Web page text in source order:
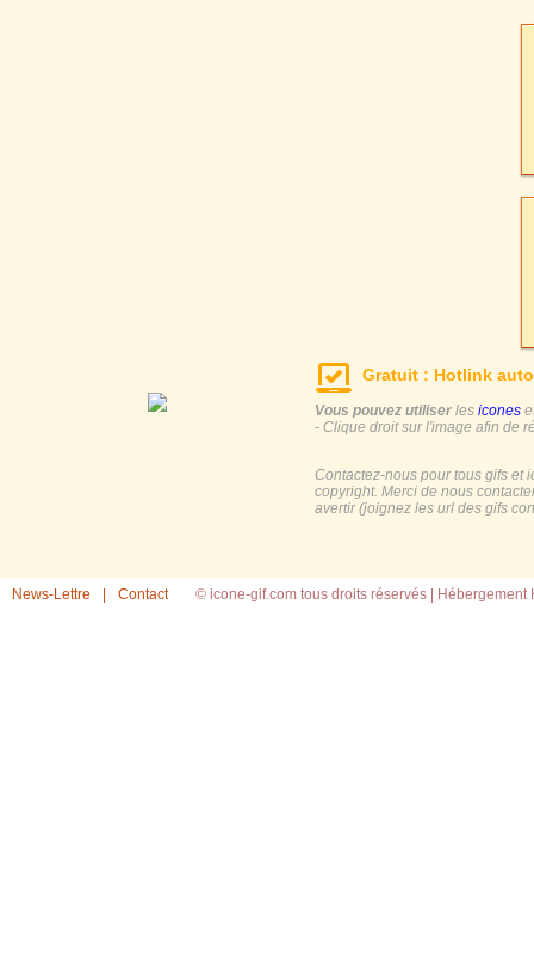
Gratuit : Hotlink
Vous pouvez utiliser les icones
- Clique droit sur l'image afin de
Contactez-nous pour tous gifs et
copyright. Merci de nous
avertir (joignez les url des gifs
News-Lettre Contact © icone-gif.com tous droits réservés | Hébergement